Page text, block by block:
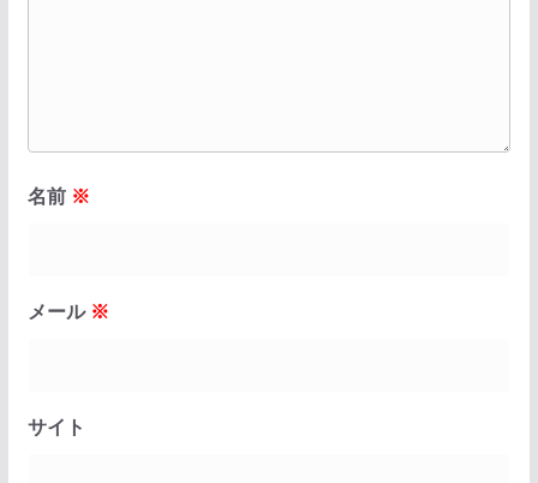
名前 ※
メール ※
サイト